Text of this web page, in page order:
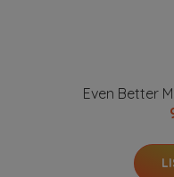
Even Better